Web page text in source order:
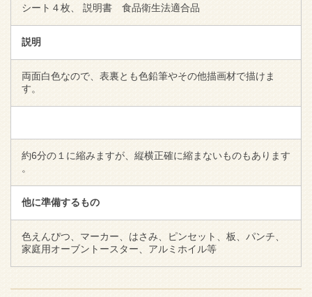
シート４枚、 説明書 食品衛生法適合品
説明
両面白色なので、表裏とも色鉛筆やその他描画材で描けま
す。
約6分の１に縮みますが、縦横正確に縮まないものもあります
。
他に準備するもの
色えんぴつ、マーカー、はさみ、ピンセット、板、パンチ、
家庭用オーブントースター、アルミホイル等